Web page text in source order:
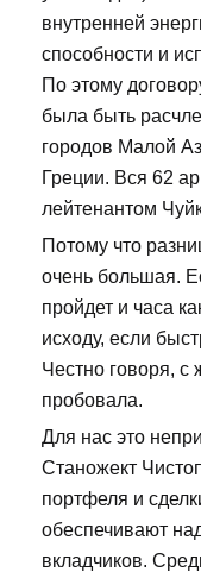
внутренней
способности и
По этому
была быть
городов Малой
Греции. Вся 62
лейтенантом
Потому что
очень большая.
пройдет и часа
исходу, если
Честно говоря, с
пробовала.
Для нас это
Станожект
портфеля и
обеспечивают
вкладчиков.